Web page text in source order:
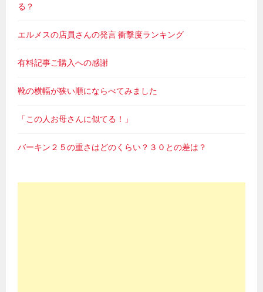
る？
エルメスの店員さんの発言 衝撃度ランキング
有料記事ご購入への感謝
靴の横幅が狭い順にならべてみました
「この人お母さんに似てる！」
バーキン２５の重さはどのくらい？３０との差は？